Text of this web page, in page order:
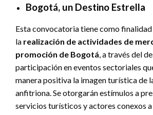
Bogotá, un Destino Estrella
Esta convocatoria tiene como
la realización de actividades de
promoción de Bogotá, a través del
participación en eventos sectoriales
manera positiva la imagen turística de
anfitriona. Se otorgarán estímulos a
servicios turísticos y actores conexos a